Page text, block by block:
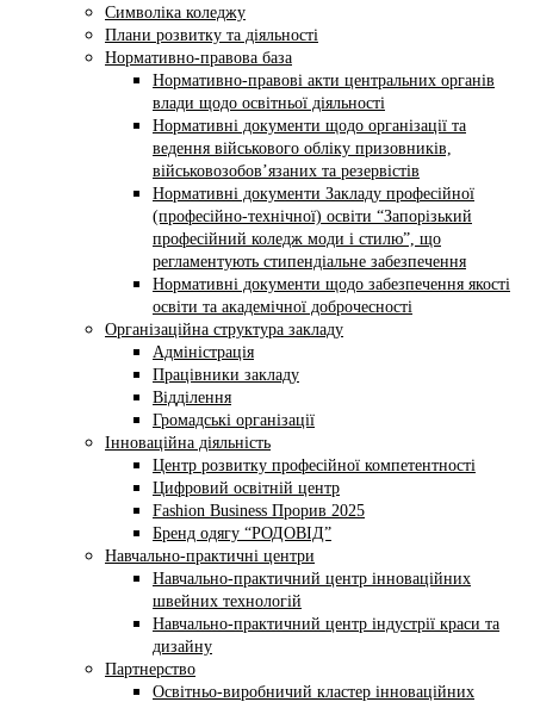
Символіка коледжу
Плани розвитку та діяльності
Нормативно-правова база
Нормативно-правові акти центральних органів
влади щодо освітньої діяльності
Нормативні документи щодо організації та
ведення військового обліку призовників,
військовозобов’язаних та резервістів
Нормативні документи Закладу професійної
(професійно-технічної) освіти “Запорізький
професійний коледж моди і стилю”, що
регламентують стипендіальне забезпечення
Нормативні документи щодо забезпечення якості
освіти та академічної доброчесності
Організаційна структура закладу
Адміністрація
Працівники закладу
Відділення
Громадські організації
Інноваційна діяльність
Центр розвитку професійної компетентності
Цифровий освітній центр
Fashion Business Прорив 2025
Бренд одягу “РОДОВІД”
Навчально-практичні центри
Навчально-практичний центр інноваційних
швейних технологій
Навчально-практичний центр індустрії краси та
дизайну
Партнерство
Освітньо-виробничий кластер інноваційних